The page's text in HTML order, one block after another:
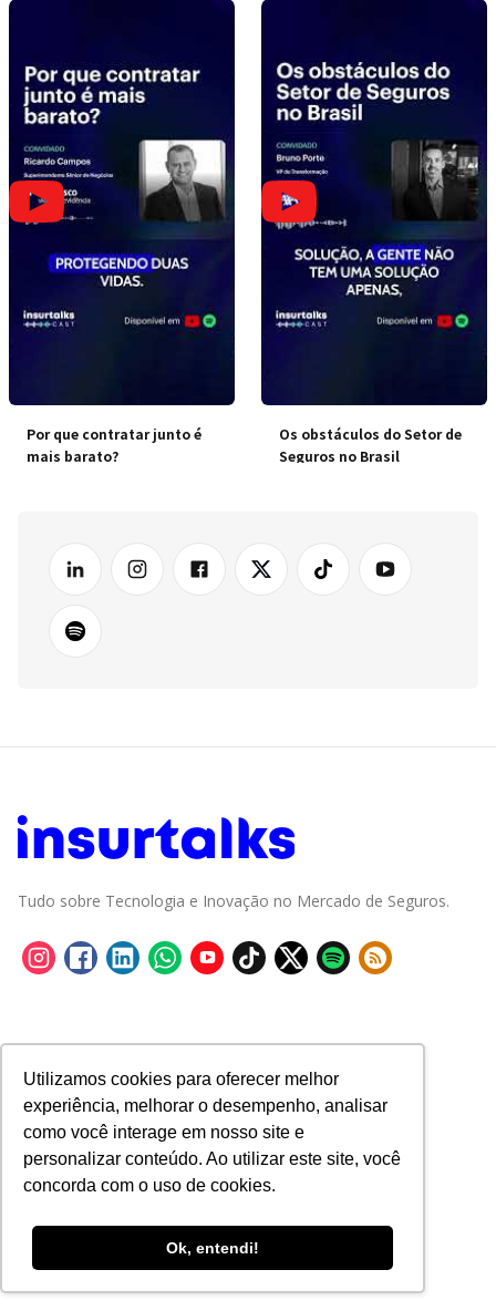
Utilizamos cookies para oferecer melhor
experiência, melhorar o desempenho, analisar
como você interage em nosso site e
personalizar conteúdo. Ao utilizar este site, você
concorda com o uso de cookies.
Ok, entendi!
Por que contratar junto é
mais barato?
Os obstáculos do Setor de
Seguros no Brasil
Tudo sobre Tecnologia e Inovação no Mercado de Seguros.